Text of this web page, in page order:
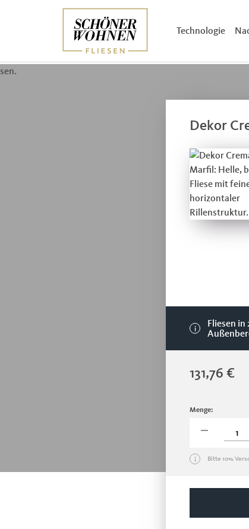
Technologie
Dekor
i
Fliesen in
Regulärer Preis:
131,76 €
Menge:
i Bitte 10%